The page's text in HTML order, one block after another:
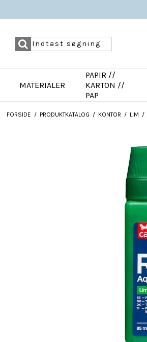
MATERIALER
PAPIR //
KARTON //
PAP
FORSIDE / PRODUKTKATALOG / KONTOR / LIM /